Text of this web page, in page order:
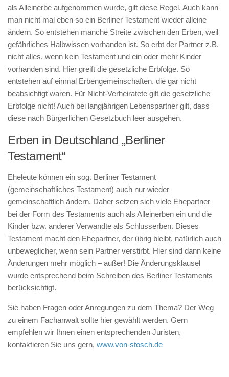
als Alleinerbe aufgenommen wurde, gilt diese Regel. Auch kann
man nicht mal eben so ein Berliner Testament wieder alleine
ändern. So entstehen manche Streite zwischen den Erben, weil
gefährliches Halbwissen vorhanden ist. So erbt der Partner z.B.
nicht alles, wenn kein Testament und ein oder mehr Kinder
vorhanden sind. Hier greift die gesetzliche Erbfolge. So
entstehen auf einmal Erbengemeinschaften, die gar nicht
beabsichtigt waren. Für Nicht-Verheiratete gilt die gesetzliche
Erbfolge nicht! Auch bei langjährigen Lebenspartner gilt, dass
diese nach Bürgerlichen Gesetzbuch leer ausgehen.
Erben in Deutschland „Berliner
Testament“
Eheleute können ein sog. Berliner Testament
(gemeinschaftliches Testament) auch nur wieder
gemeinschaftlich ändern. Daher setzen sich viele Ehepartner
bei der Form des Testaments auch als Alleinerben ein und die
Kinder bzw. anderer Verwandte als Schlusserben. Dieses
Testament macht den Ehepartner, der übrig bleibt, natürlich auch
unbeweglicher, wenn sein Partner verstirbt. Hier sind dann keine
Änderungen mehr möglich – außer! Die Änderungsklausel
wurde entsprechend beim Schreiben des Berliner Testaments
berücksichtigt.
Sie haben Fragen oder Anregungen zu dem Thema? Der Weg
zu einem Fachanwalt sollte hier gewählt werden. Gern
empfehlen wir Ihnen einen entsprechenden Juristen,
kontaktieren Sie uns gern, www.von-stosch.de